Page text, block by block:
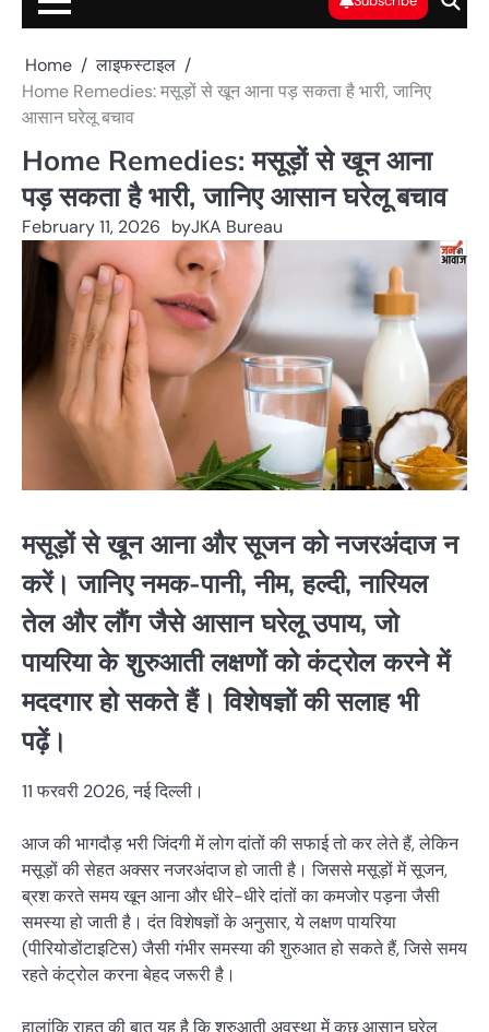
Home
लाइफस्टाइल
Home Remedies: मसूड़ों से खून आना पड़ सकता है भारी, जानिए
आसान घरेलू बचाव
Home Remedies: मसूड़ों से खून आना
पड़ सकता है भारी, जानिए आसान घरेलू बचाव
February 11, 2026 byJKA Bureau
मसूड़ों से खून आना और सूजन को नजरअंदाज न
करें। जानिए नमक-पानी, नीम, हल्दी, नारियल
तेल और लौंग जैसे आसान घरेलू उपाय, जो
पायरिया के शुरुआती लक्षणों को कंट्रोल करने में
मददगार हो सकते हैं। विशेषज्ञों की सलाह भी
पढ़ें।
11 फरवरी 2026, नई दिल्ली।
आज की भागदौड़ भरी जिंदगी में लोग दांतों की सफाई तो कर लेते हैं, लेकिन
मसूड़ों की सेहत अक्सर नजरअंदाज हो जाती है। जिससे मसूड़ों में सूजन,
ब्रश करते समय खून आना और धीरे-धीरे दांतों का कमजोर पड़ना जैसी
समस्या हो जाती है। दंत विशेषज्ञों के अनुसार, ये लक्षण पायरिया
(पीरियोडोंटाइटिस) जैसी गंभीर समस्या की शुरुआत हो सकते हैं, जिसे समय
रहते कंट्रोल करना बेहद जरूरी है।
हालांकि राहत की बात यह है कि शुरुआती अवस्था में कुछ आसान घरेलू